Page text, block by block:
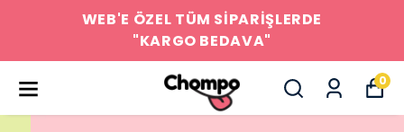
WEB'E ÖZEL TÜM SİPARİŞLERDE
"KARGO BEDAVA"
0